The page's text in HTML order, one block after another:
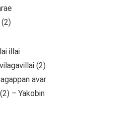
(2)
illai
(2)
avar
– Yakobin